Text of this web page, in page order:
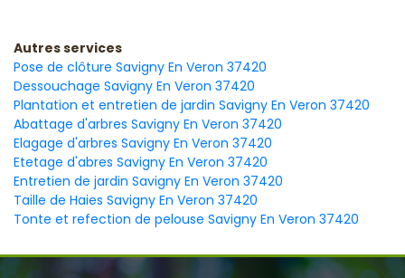
Autres services
Pose de clôture Savigny En Veron 37420
Dessouchage Savigny En Veron 37420
Plantation et entretien de jardin Savigny En Veron 37420
Abattage d'arbres Savigny En Veron 37420
Elagage d'arbres Savigny En Veron 37420
Etetage d'abres Savigny En Veron 37420
Entretien de jardin Savigny En Veron 37420
Taille de Haies Savigny En Veron 37420
Tonte et refection de pelouse Savigny En Veron 37420